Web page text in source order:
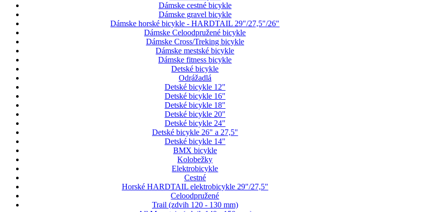
Dámske cestné bicykle
Dámske gravel bicykle
Dámske horské bicykle - HARDTAIL 29"/27,5"/26"
Dámske Celoodpružené bicykle
Dámske Cross/Treking bicykle
Dámske mestské bicykle
Dámske fitness bicykle
Detské bicykle
Odrážadlá
Detské bicykle 12"
Detské bicykle 16"
Detské bicykle 18"
Detské bicykle 20"
Detské bicykle 24"
Detské bicykle 26" a 27,5"
Detské bicykle 14"
BMX bicykle
Kolobežky
Elektrobicykle
Cestné
Horské HARDTAIL elektrobicykle 29"/27,5"
Celoodpružené
Trail (zdvih 120 - 130 mm)